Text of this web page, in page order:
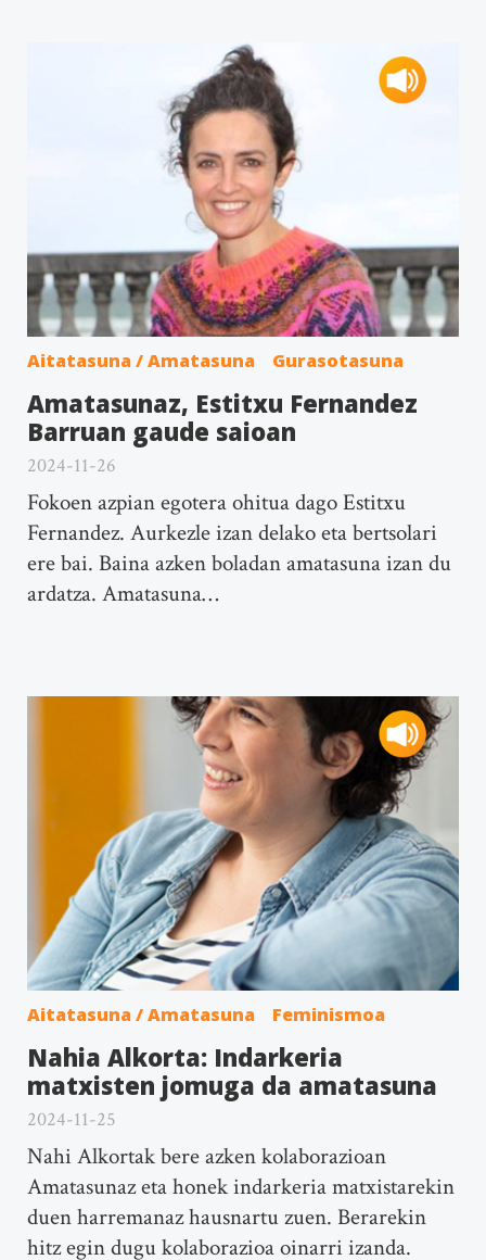
Aitatasuna / Amatasuna Gurasotasuna
Amatasunaz, Estitxu Fernandez
Barruan gaude saioan
2024-11-26
Fokoen azpian egotera ohitua dago Estitxu
Fernandez. Aurkezle izan delako eta bertsolari
ere bai. Baina azken boladan amatasuna izan du
ardatza. Amatasuna…
Aitatasuna / Amatasuna Feminismoa
Nahia Alkorta: Indarkeria
matxisten jomuga da amatasuna
2024-11-25
Nahi Alkortak bere azken kolaborazioan
Amatasunaz eta honek indarkeria matxistarekin
duen harremanaz hausnartu zuen. Berarekin
hitz egin dugu kolaborazioa oinarri izanda.